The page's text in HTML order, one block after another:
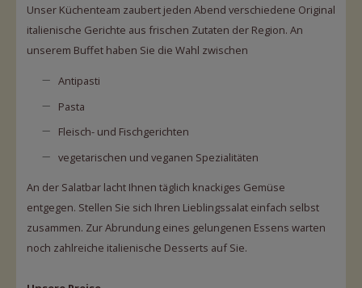
Unser Küchenteam zaubert jeden Abend verschiedene Original
italienische Gerichte aus frischen Zutaten der Region. An
unserem Buffet haben Sie die Wahl zwischen
Antipasti
Pasta
Fleisch- und Fischgerichten
vegetarischen und veganen Spezialitäten
An der Salatbar lacht Ihnen täglich knackiges Gemüse
entgegen. Stellen Sie sich Ihren Lieblingssalat einfach selbst
zusammen. Zur Abrundung eines gelungenen Essens warten
noch zahlreiche italienische Desserts auf Sie.